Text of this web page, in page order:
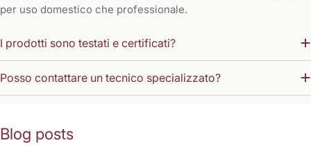
per uso domestico che professionale.
I prodotti sono testati e certificati?
Posso contattare un tecnico specializzato?
Blog posts